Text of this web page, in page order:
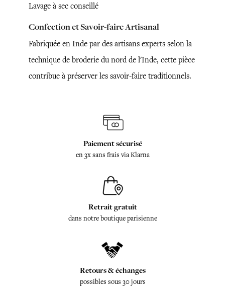
Lavage à sec conseillé
Confection et Savoir-faire Artisanal
Fabriquée en Inde par des artisans experts selon la
technique de broderie du nord de l'Inde, cette pièce
contribue à préserver les savoir-faire traditionnels.
Paiement sécurisé
en 3x sans frais via Klarna
Retrait gratuit
dans notre boutique parisienne
Retours & échanges
possibles sous 30 jours